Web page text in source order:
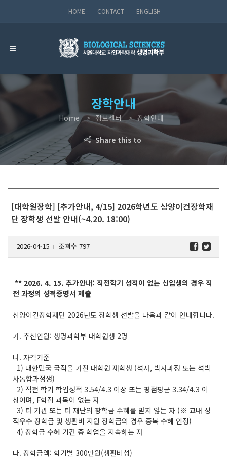
HOME CONTACT ENGLISH
장학안내
Home 정보센터 장학안내
Share this to
[대학원장학] [추가안내, 4/15] 2026학년도 삼양이건장학재
단 장학생 선발 안내(~4.20. 18:00)
2026-04-15 l 조회수 797
** 2026. 4. 15. 추가안내: 직전학기 성적이 없는 신입생의 경우 직
전 과정의 성적증명서 제출
삼양이건장학재단 2026년도 장학생 선발을 다음과 같이 안내합니다.
가. 추천인원: 생명과학부 대학원생 2명
나. 자격기준
1) 대한민국 국적을 가진 대학원 재학생 (석사, 박사과정 또는 석박
사통합과정생)
2) 직전 학기 학업성적 3.54/4.3 이상 또는 평점평균 3.34/4.3 이
상이며, F학점 과목이 없는 자
3) 타 기관 또는 타 재단의 장학금 수혜를 받지 않는 자 (※ 교내 성
적우수 장학금 및 생활비 지원 장학금의 경우 중복 수혜 인정)
4) 장학금 수혜 기간 중 학업을 지속하는 자
다. 장학금액: 학기별 300만원(생활비성)